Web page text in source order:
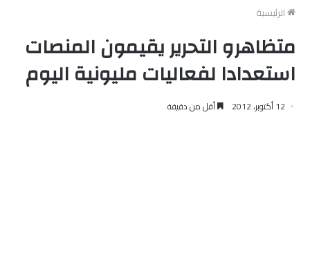
الرئيسية
متظاهرو التحرير يقيمون المنصات
استعدادا لفعاليات مليونية اليوم
12 أكتوبر، 2012 أقل من دقيقة